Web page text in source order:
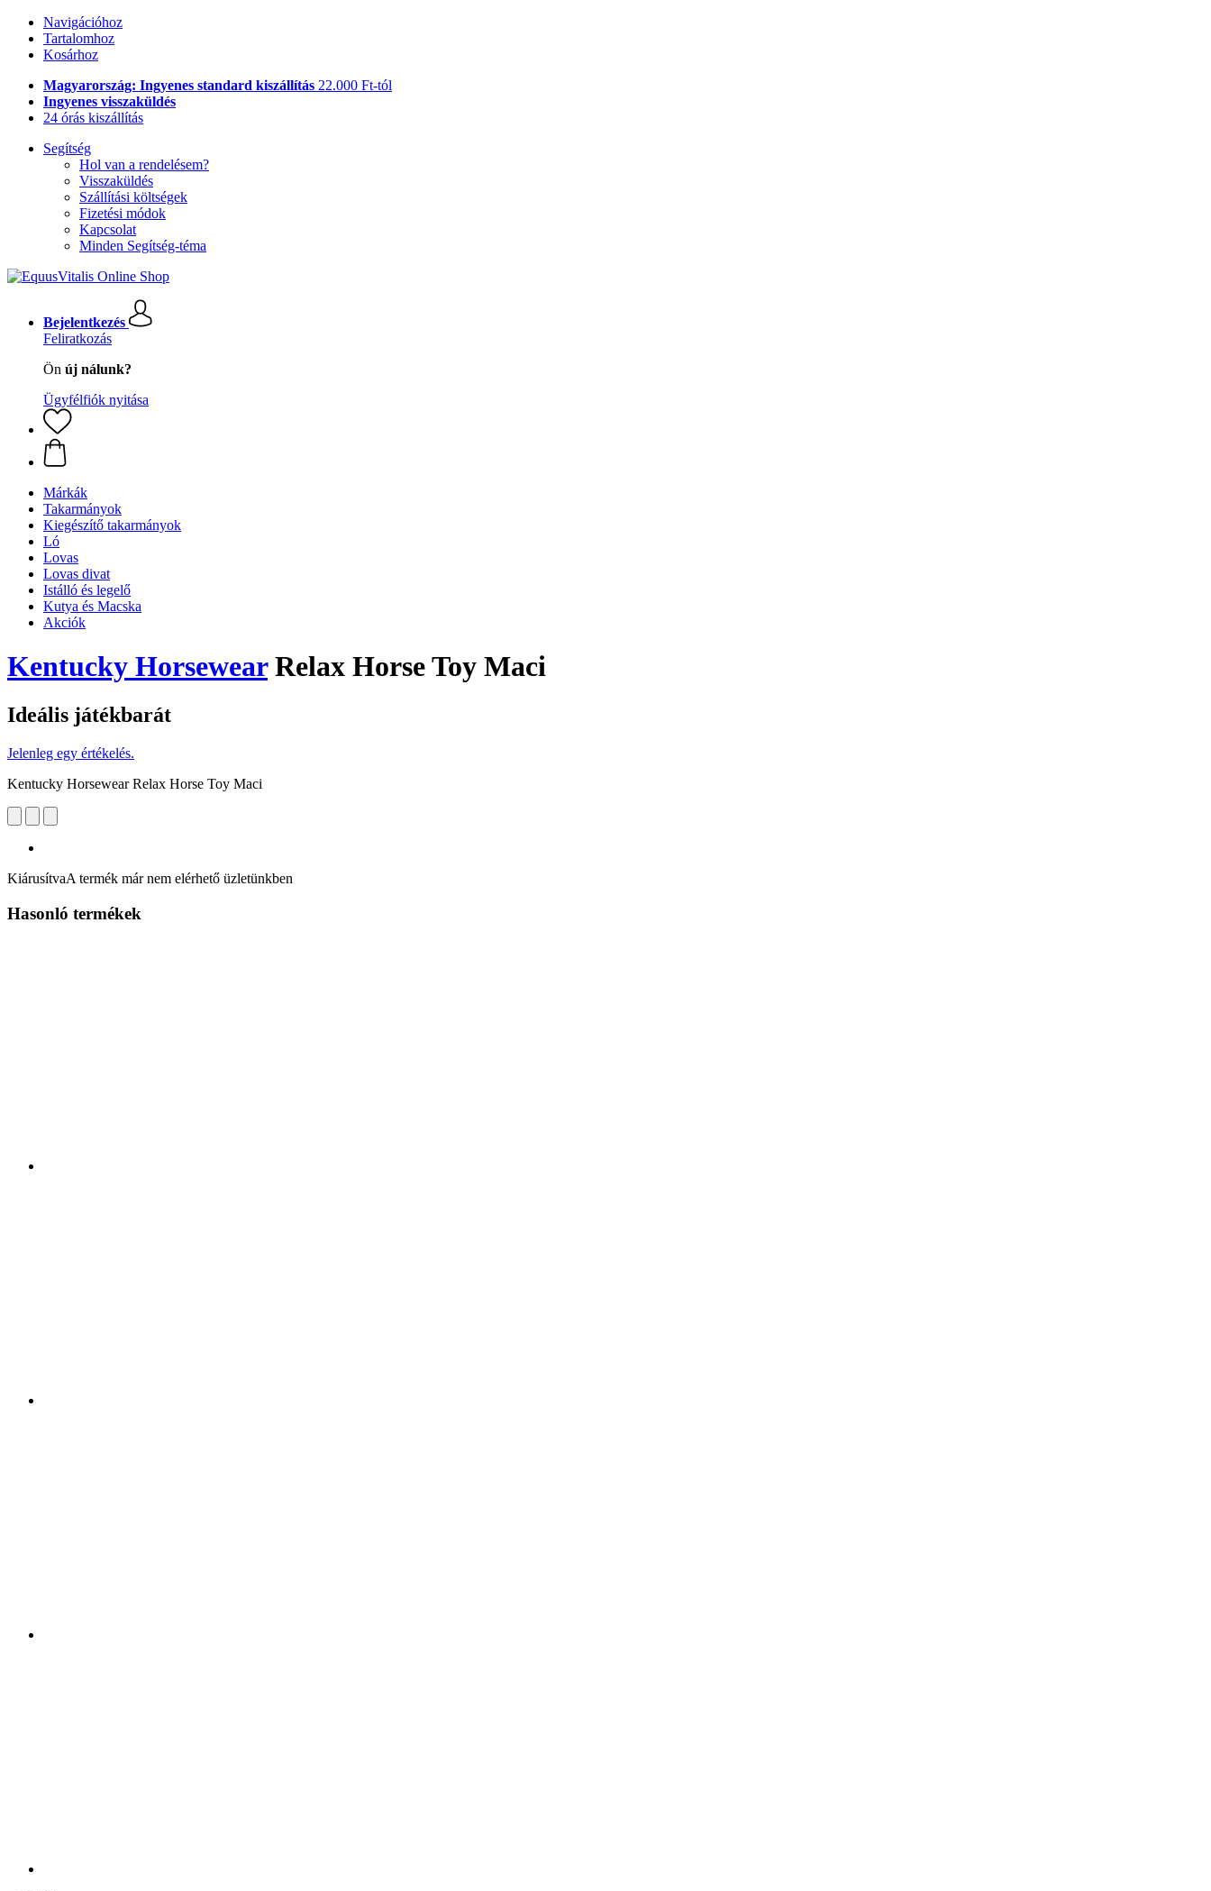
Navigációhoz
Tartalomhoz
Kosárhoz
Magyarország: Ingyenes standard kiszállítás 22.000 Ft-tól
Ingyenes visszaküldés
24 órás kiszállítás
Segítség
Hol van a rendelésem?
Visszaküldés
Szállítási költségek
Fizetési módok
Kapcsolat
Minden Segítség-téma
Bejelentkezés
Feliratkozás
Ön új nálunk?
Ügyfélfiók nyitása
Márkák
Takarmányok
Kiegészítő takarmányok
Ló
Lovas
Lovas divat
Istálló és legelő
Kutya és Macska
Akciók
Kentucky HorsewearRelax Horse Toy Maci
Ideális játékbarát
Jelenleg egy értékelés.
Kentucky Horsewear Relax Horse Toy Maci
KiárusítvaA termék már nem elérhető üzletünkben
Hasonló termékek